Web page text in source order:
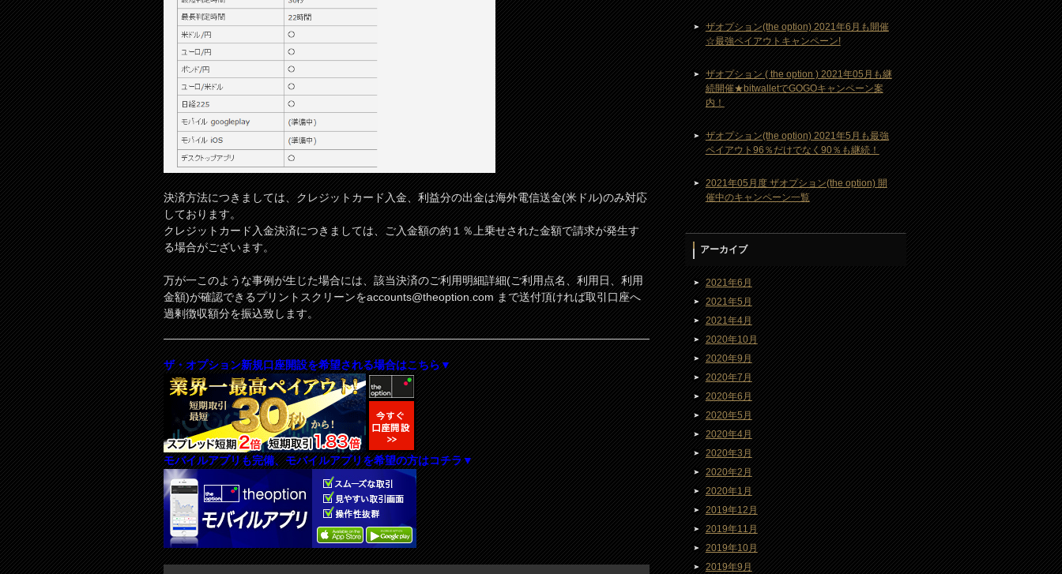
決済方法につきましては、クレジットカード入金、利益分の出金は海外電信送金(米ドル)のみ対応
しております。
クレジットカード入金決済につきましては、ご入金額の約１％上乗せされた金額で請求が発生す
る場合がございます。
万が一このような事例が生じた場合には、該当決済のご利用明細詳細(ご利用点名、利用日、利用
金額)が確認できるプリントスクリーンをaccounts@theoption.comまで送付頂ければ取引口座へ
過剰徴収額分を振込致します。
ザ・オプション新規口座開設を希望される場合はこちら▼
モバイルアプリも完備、モバイルアプリを希望の方はコチラ▼
ザオプション(the option) 2021年6月も開催
☆最強ペイアウトキャンペーン!
ザオプション ( the option ) 2021年05月も継
続開催★bitwalletでGOGOキャンペーン案
内！
ザオプション(the option) 2021年5月も最強
ペイアウト96％だけでなく90％も継続！
2021年05月度 ザオプション(the option) 開
催中のキャンペーン一覧
アーカイブ
2021年6月
2021年5月
2021年4月
2020年10月
2020年9月
2020年7月
2020年6月
2020年5月
2020年4月
2020年3月
2020年2月
2020年1月
2019年12月
2019年11月
2019年10月
2019年9月